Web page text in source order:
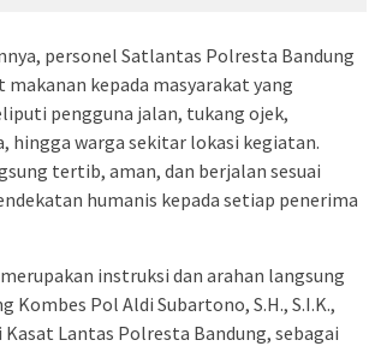
personel Satlantas Polresta Bandung
kepada masyarakat yang
pengguna jalan, tukang ojek,
hingga warga sekitar lokasi kegiatan.
tertib, aman, dan berjalan sesuai
humanis kepada setiap penerima
instruksi dan arahan langsung
Kombes Pol Aldi Subartono, S.H., S.I.K.,
Kasat Lantas Polresta Bandung, sebagai